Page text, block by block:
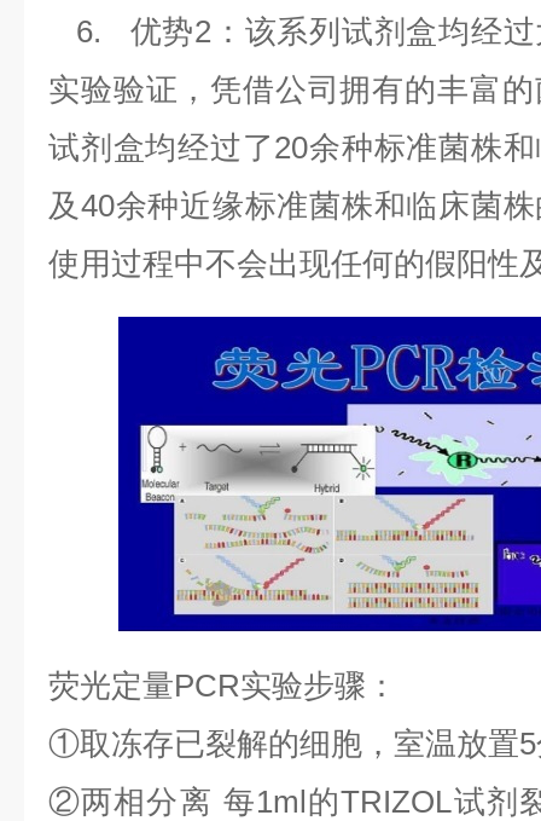
6. 优势2 ：该系列试剂盒均经
实验验证，凭借公司拥有的丰富
试剂盒均经过了20余种标准菌株
及 40余种近缘标准菌株和临床菌
使用过程中不会出现任何的假阳性
荧光定量PCR实验步骤：
①取冻存已裂解的细胞，室温放置5
②两相分离 每1ml的TRIZOL试剂